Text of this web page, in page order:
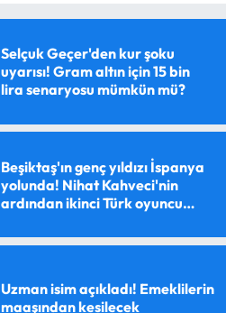
Selçuk Geçer'den kur şoku
uyarısı! Gram altın için 15 bin
lira senaryosu mümkün mü?
Beşiktaş'ın genç yıldızı İspanya
yolunda! Nihat Kahveci'nin
ardından ikinci Türk oyuncu
Uzman isim açıkladı! Emeklilerin
maaşından kesilecek